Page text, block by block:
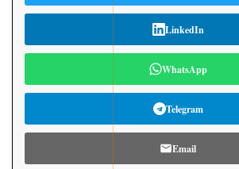
LinkedIn
WhatsApp
Telegram
Email